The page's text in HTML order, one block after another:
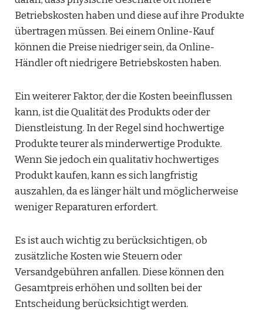
Betriebskosten haben und diese auf ihre Produkte
übertragen müssen. Bei einem Online-Kauf
können die Preise niedriger sein, da Online-
Händler oft niedrigere Betriebskosten haben.
Ein weiterer Faktor, der die Kosten beeinflussen
kann, ist die Qualität des Produkts oder der
Dienstleistung. In der Regel sind hochwertige
Produkte teurer als minderwertige Produkte.
Wenn Sie jedoch ein qualitativ hochwertiges
Produkt kaufen, kann es sich langfristig
auszahlen, da es länger hält und möglicherweise
weniger Reparaturen erfordert.
Es ist auch wichtig zu berücksichtigen, ob
zusätzliche Kosten wie Steuern oder
Versandgebühren anfallen. Diese können den
Gesamtpreis erhöhen und sollten bei der
Entscheidung berücksichtigt werden.